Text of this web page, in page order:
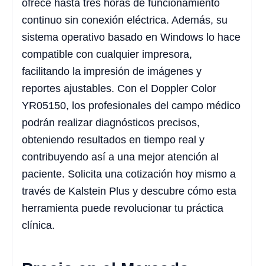
ofrece hasta tres horas de funcionamiento
continuo sin conexión eléctrica. Además, su
sistema operativo basado en Windows lo hace
compatible con cualquier impresora,
facilitando la impresión de imágenes y
reportes ajustables. Con el Doppler Color
YR05150, los profesionales del campo médico
podrán realizar diagnósticos precisos,
obteniendo resultados en tiempo real y
contribuyendo así a una mejor atención al
paciente. Solicita una cotización hoy mismo a
través de Kalstein Plus y descubre cómo esta
herramienta puede revolucionar tu práctica
clínica.